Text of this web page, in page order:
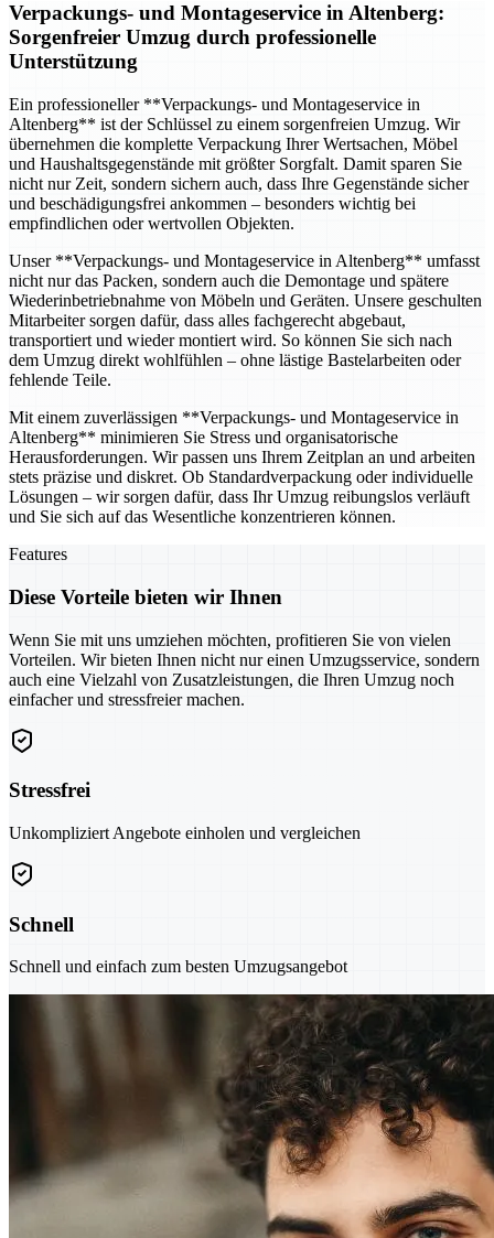
Verpackungs- und Montageservice in Altenberg:
Sorgenfreier Umzug durch professionelle
Unterstützung
Ein professioneller **Verpackungs- und Montageservice in
Altenberg** ist der Schlüssel zu einem sorgenfreien Umzug. Wir
übernehmen die komplette Verpackung Ihrer Wertsachen, Möbel
und Haushaltsgegenstände mit größter Sorgfalt. Damit sparen Sie
nicht nur Zeit, sondern sichern auch, dass Ihre Gegenstände sicher
und beschädigungsfrei ankommen – besonders wichtig bei
empfindlichen oder wertvollen Objekten.
Unser **Verpackungs- und Montageservice in Altenberg** umfasst
nicht nur das Packen, sondern auch die Demontage und spätere
Wiederinbetriebnahme von Möbeln und Geräten. Unsere geschulten
Mitarbeiter sorgen dafür, dass alles fachgerecht abgebaut,
transportiert und wieder montiert wird. So können Sie sich nach
dem Umzug direkt wohlfühlen – ohne lästige Bastelarbeiten oder
fehlende Teile.
Mit einem zuverlässigen **Verpackungs- und Montageservice in
Altenberg** minimieren Sie Stress und organisatorische
Herausforderungen. Wir passen uns Ihrem Zeitplan an und arbeiten
stets präzise und diskret. Ob Standardverpackung oder individuelle
Lösungen – wir sorgen dafür, dass Ihr Umzug reibungslos verläuft
und Sie sich auf das Wesentliche konzentrieren können.
Features
Diese Vorteile bieten wir Ihnen
Wenn Sie mit uns umziehen möchten, profitieren Sie von vielen
Vorteilen. Wir bieten Ihnen nicht nur einen Umzugsservice, sondern
auch eine Vielzahl von Zusatzleistungen, die Ihren Umzug noch
einfacher und stressfreier machen.
Stressfrei
Unkompliziert Angebote einholen und vergleichen
Schnell
Schnell und einfach zum besten Umzugsangebot